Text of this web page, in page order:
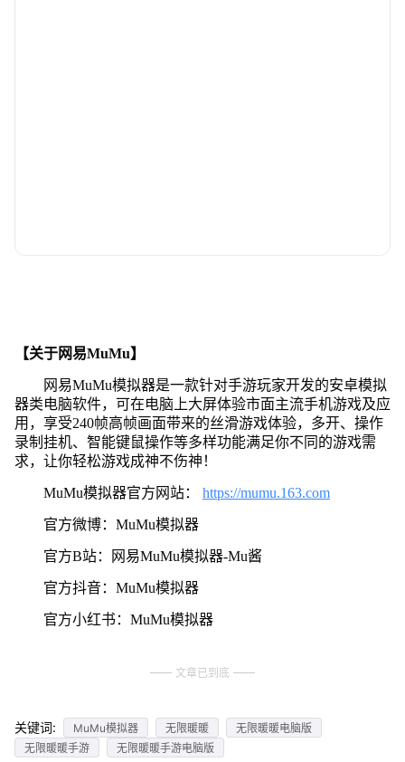
【关于网易MuMu】
网易MuMu模拟器是一款针对手游玩家开发的安卓模拟
器类电脑软件，可在电脑上大屏体验市面主流手机游戏及应
用，享受240帧高帧画面带来的丝滑游戏体验，多开、操作
录制挂机、智能键鼠操作等多样功能满足你不同的游戏需
求，让你轻松游戏成神不伤神！
MuMu模拟器官方网站： https://mumu.163.com
官方微博：MuMu模拟器
官方B站：网易MuMu模拟器-Mu酱
官方抖音：MuMu模拟器
官方小红书：MuMu模拟器
文章已到底
关键词: MuMu模拟器 无限暖暖
无限暖暖电脑版
无限暖暖手游
无限暖暖手游电脑版